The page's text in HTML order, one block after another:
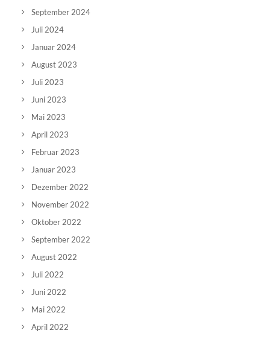
September 2024
Juli 2024
Januar 2024
August 2023
Juli 2023
Juni 2023
Mai 2023
April 2023
Februar 2023
Januar 2023
Dezember 2022
November 2022
Oktober 2022
September 2022
August 2022
Juli 2022
Juni 2022
Mai 2022
April 2022